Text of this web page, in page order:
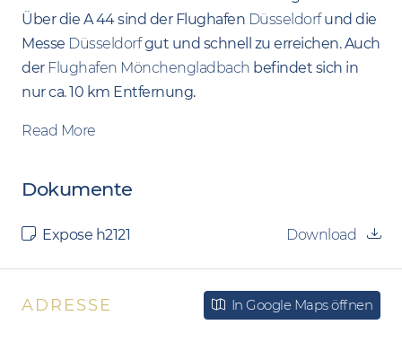
Über die A 44 sind der Flughafen Düsseldorfund die
Messe Düsseldorfgut und schnell zu erreichen. Auch
der Flughafen Mönchengladbach befindet sich in
nur ca. 10 km Entfernung.
Read More
Dokumente
Expose h2121 Download
ADRESSE In Google Maps öffnen